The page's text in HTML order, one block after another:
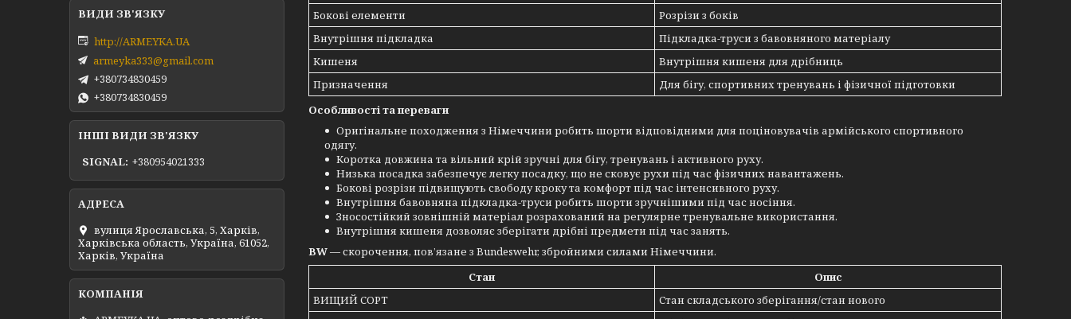
Бокові елементи
Розрізи з боків
Внутрішня підкладка
Підкладка-труси з бавовняного матеріалу
Кишеня
Внутрішня кишеня для дрібниць
Призначення
Для бігу, спортивних тренувань і фізичної підготовки
Особливості та переваги
Оригінальне походження з Німеччини робить шорти відповідними для поціновувачів армійського спортивного
одягу.
Коротка довжина та вільний крій зручні для бігу, тренувань і активного руху.
Низька посадка забезпечує легку посадку, що не сковує рухи під час фізичних навантажень.
Бокові розрізи підвищують свободу кроку та комфорт під час інтенсивного руху.
Внутрішня бавовняна підкладка-труси робить шорти зручнішими під час носіння.
Зносостійкий зовнішній матеріал розрахований на регулярне тренувальне використання.
Внутрішня кишеня дозволяє зберігати дрібні предмети під час занять.
BW— скорочення, пов’язане з Bundeswehr, збройними силами Німеччини.
Стан
Опис
ВИЩИЙ СОРТ
Стан складського зберігання/стан нового
http://ARMEYKA.UA
armeyka333@gmail.com
+380734830459
+380734830459
ІНШІ ВИДИ ЗВ'ЯЗКУ
SIGNAL +380954021333
вулиця Ярославська, 5, Харків,
Харківська область, Україна, 61052,
Харків, Україна